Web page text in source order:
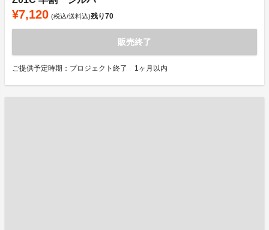
¥7,120 (税込/送料込)残り70
販売終了
ご提供予定時期：プロジェクト終了 1ヶ月以内